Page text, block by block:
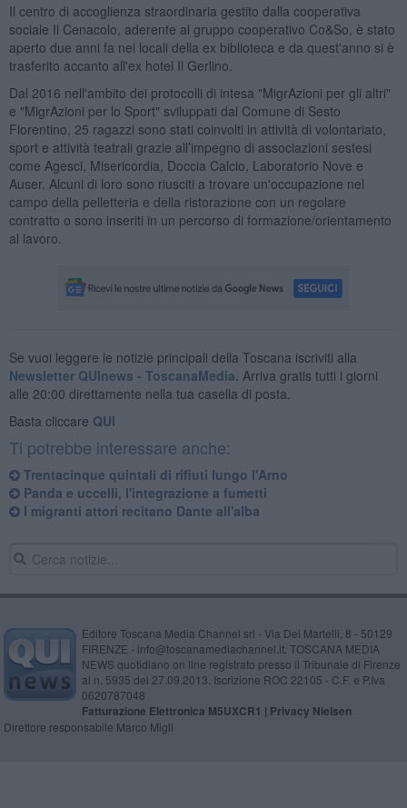
Il centro di accoglienza straordinaria gestito dalla cooperativa
sociale Il Cenacolo, aderente al gruppo cooperativo Co&So, è stato
aperto due anni fa nei locali della ex biblioteca e da quest'anno si è
trasferito accanto all'ex hotel Il Gerlino.
Dal 2016 nell'ambito dei protocolli di intesa "MigrAzioni per gli altri"
e "MigrAzioni per lo Sport" sviluppati dal Comune di Sesto
Fiorentino, 25 ragazzi sono stati coinvolti in attività di volontariato,
sport e attività teatrali grazie all’impegno di associazioni sestesi
come Agesci, Misericordia, Doccia Calcio, Laboratorio Nove e
Auser. Alcuni di loro sono riusciti a trovare un'occupazione nel
campo della pelletteria e della ristorazione con un regolare
contratto o sono inseriti in un percorso di formazione/orientamento
al lavoro.
Se vuoi leggere le notizie principali della Toscana iscriviti alla
Newsletter QUInews - ToscanaMedia. Arriva gratis tutti i giorni
alle 20:00 direttamente nella tua casella di posta.
Basta cliccare QUI
Ti potrebbe interessare anche:
Trentacinque quintali di rifiuti lungo l'Arno
Panda e uccelli, l'integrazione a fumetti
I migranti attori recitano Dante all'alba
Editore Toscana Media Channel srl - Via Dei Martelli, 8 - 50129
FIRENZE - info@toscanamediachannel.it. TOSCANA MEDIA
NEWS quotidiano on line registrato presso il Tribunale di Firenze
al n. 5935 del 27.09.2013. Iscrizione ROC 22105 - C.F. e P.Iva
0620787048
Fatturazione Elettronica M5UXCR1 | Privacy Nielsen
Direttore responsabile Marco Migli